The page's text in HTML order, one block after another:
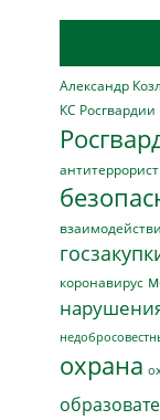
Александр
КС Росгвардии
коронавирус
охрана